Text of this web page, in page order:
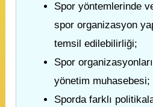
Spor yöntemlerinde
spor organizasyon
temsil edilebilirliği;
Spor
yönetim muhasebesi;
Sporda farklı